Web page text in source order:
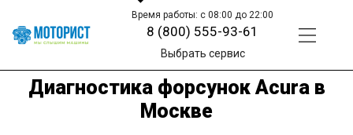
Время работы: с 08:00 до 22:00
8 (800) 555-93-61
Выбрать сервис
Диагностика форсунок Acura в
Москве